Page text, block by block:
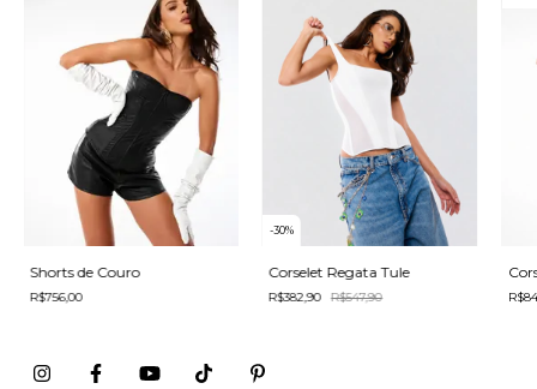
Shorts de Couro
R$756,00
-30%
Corselet Regata Tule
R$382,90 R$547,90